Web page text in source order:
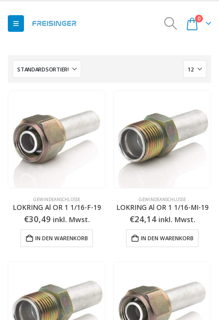
0
GEWINDEANSCHLÜSSE
LOKRING Al OR 1 1/16-F-19
€30,49 inkl. Mwst.
IN DEN WARENKORB
GEWINDEANSCHLÜSSE
LOKRING Al OR 1 1/16-MI-19
€24,14 inkl. Mwst.
IN DEN WARENKORB